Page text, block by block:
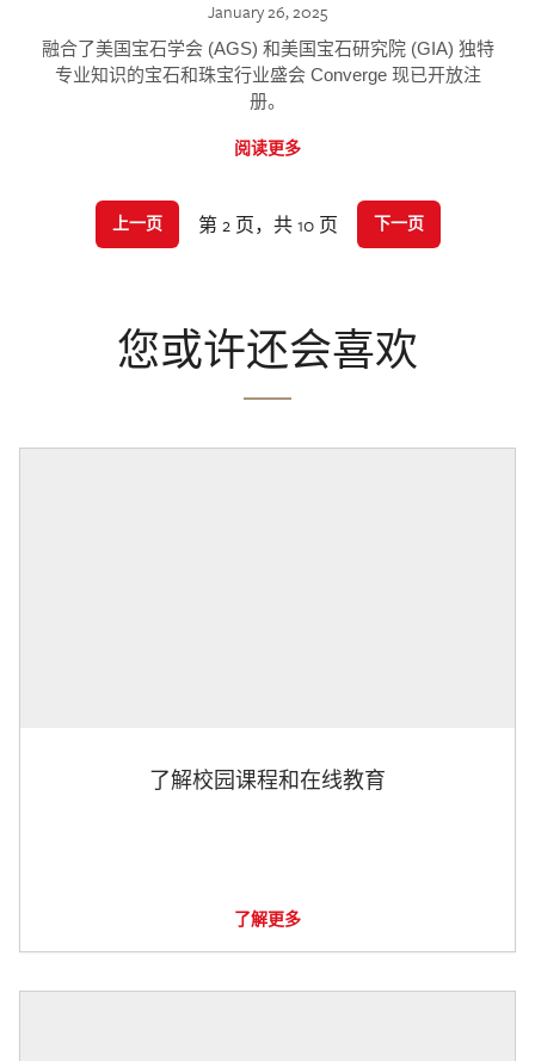
January 26, 2025
融合了美国宝石学会 (AGS) 和美国宝石研究院 (GIA) 独特
专业知识的宝石和珠宝行业盛会 Converge 现已开放注
册。
阅读更多
上一页 第 2 页，共 10 页 下一页
您或许还会喜欢
了解校园课程和在线教育
了解更多